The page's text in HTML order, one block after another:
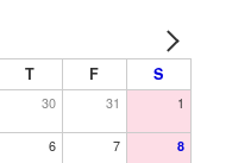
T F S
30 31 1
6 7 8